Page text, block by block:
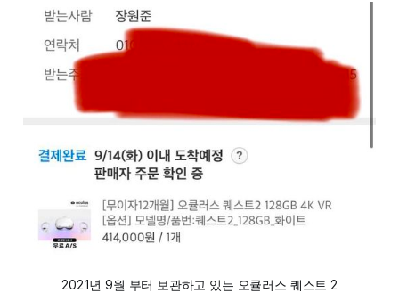
2021년 9월 부터 보관하고 있는 오큘러스 퀘스트 2